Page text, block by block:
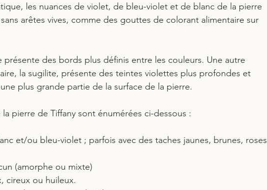
les nuances de violet, de bleu-violet et de blanc de la pierre
arêtes vives, comme des gouttes de colorant alimentaire sur
présente des bords plus définis entre les couleurs. Une autre
la sugilite, présente des teintes violettes plus profondes et
plus grande partie de la surface de la pierre.
pierre de Tiffany sont énumérées ci-dessous :
et/ou bleu-violet ; parfois avec des taches jaunes, brunes, roses
(amorphe ou mixte)
cireux ou huileux.